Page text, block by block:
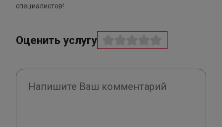
специалистов!
Оценить услугу